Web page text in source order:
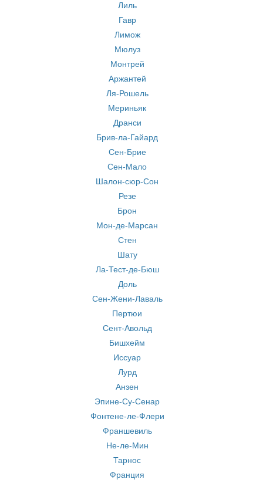
Лиль
Гавр
Лимож
Мюлуз
Монтрей
Аржантей
Ля-Рошель
Мериньяк
Дранси
Брив-ла-Гайард
Сен-Брие
Сен-Мало
Шалон-сюр-Сон
Резе
Брон
Мон-де-Марсан
Стен
Шату
Ла-Тест-де-Бюш
Доль
Сен-Жени-Лаваль
Пертюи
Сент-Авольд
Бишхейм
Иссуар
Лурд
Анзен
Эпине-Су-Сенар
Фонтене-ле-Флери
Франшевиль
Не-ле-Мин
Тарнос
Франция